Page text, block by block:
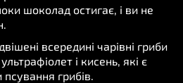
шоколад остигає, і ви не
всередині чарівні гриби
і кисень, які є
грибів.